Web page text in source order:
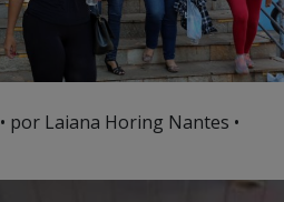
• por Laiana Horing Nantes •